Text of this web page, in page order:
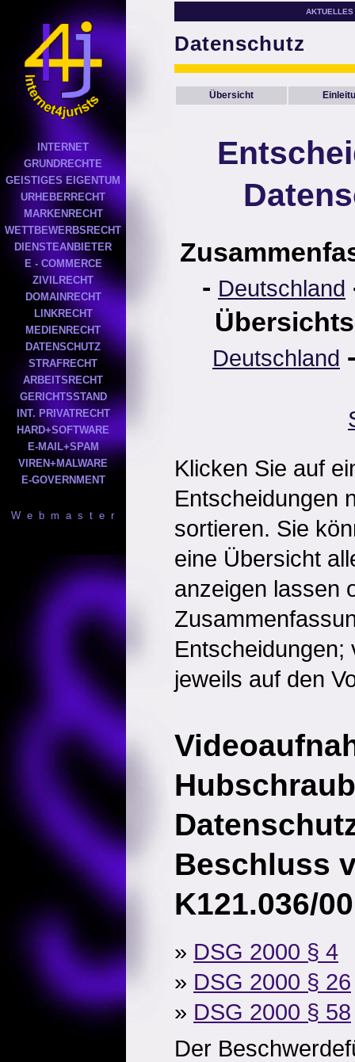
INTERNET
GRUNDRECHTE
GEISTIGES EIGENTUM
URHEBERRECHT
MARKENRECHT
WETTBEWERBSRECHT
DIENSTEANBIETER
E - COMMERCE
ZIVILRECHT
DOMAINRECHT
LINKRECHT
MEDIENRECHT
DATENSCHUTZ
STRAFRECHT
ARBEITSRECHT
GERICHTSSTAND
INT. PRIVATRECHT
HARD+SOFTWARE
E-MAIL+SPAM
VIREN+MALWARE
E-GOVERNMENT
W e b m a s t e r
AKTUELLES
Datenschutz
Übersicht
- Deutschland
Deutschland
Klicken Sie auf
Entscheidungen
sortieren. Sie
eine Übersicht
anzeigen lassen
Entscheidungen;
jeweils auf den
Beschluss
K121.036/
» DSG 2000 § 4
» DSG 2000 § 26
» DSG 2000 § 58
Der